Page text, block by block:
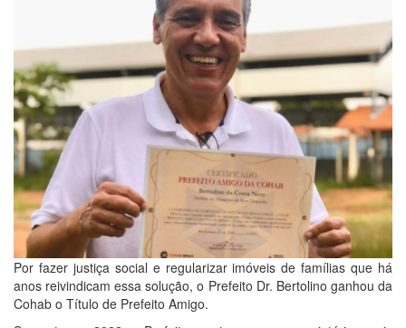
Por fazer justiça social e regularizar imóveis de famílias que há
anos reivindicam essa solução, o Prefeito Dr. Bertolino ganhou da
Cohab o Título de Prefeito Amigo.